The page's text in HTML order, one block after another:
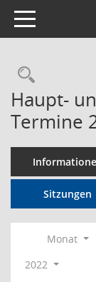
Toggle navigation
Haupt-
Termine
Sitzungen
Monat
2022